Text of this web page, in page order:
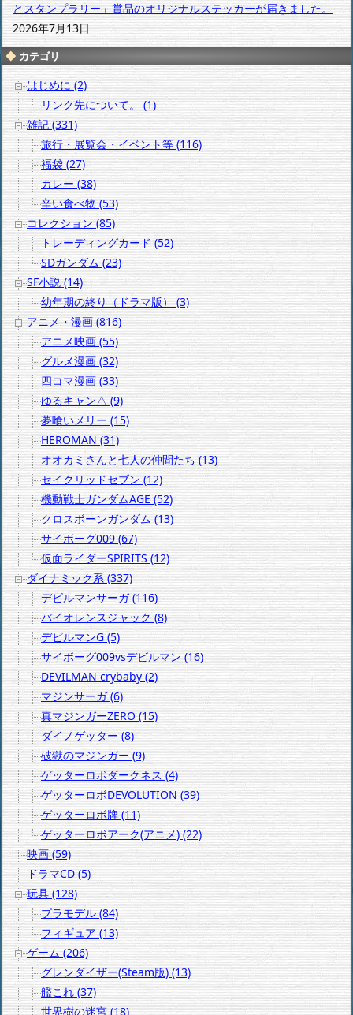
とスタンプラリー」賞品のオリジナルステッカーが届きました。
2026年7月13日
カテゴリ
はじめに (2)
リンク先について。 (1)
雑記 (331)
旅行・展覧会・イベント等 (116)
福袋 (27)
カレー (38)
辛い食べ物 (53)
コレクション (85)
トレーディングカード (52)
SDガンダム (23)
SF小説 (14)
幼年期の終り（ドラマ版） (3)
アニメ・漫画 (816)
アニメ映画 (55)
グルメ漫画 (32)
四コマ漫画 (33)
ゆるキャン△ (9)
夢喰いメリー (15)
HEROMAN (31)
オオカミさんと七人の仲間たち (13)
セイクリッドセブン (12)
機動戦士ガンダムAGE (52)
クロスボーンガンダム (13)
サイボーグ009 (67)
仮面ライダーSPIRITS (12)
ダイナミック系 (337)
デビルマンサーガ (116)
バイオレンスジャック (8)
デビルマンG (5)
サイボーグ009vsデビルマン (16)
DEVILMAN crybaby (2)
マジンサーガ (6)
真マジンガーZERO (15)
ダイノゲッター (8)
破獄のマジンガー (9)
ゲッターロボダークネス (4)
ゲッターロボDEVOLUTION (39)
ゲッターロボ牌 (11)
ゲッターロボアーク(アニメ) (22)
映画 (59)
ドラマCD (5)
玩具 (128)
プラモデル (84)
フィギュア (13)
ゲーム (206)
グレンダイザー(Steam版) (13)
艦これ (37)
世界樹の迷宮 (18)